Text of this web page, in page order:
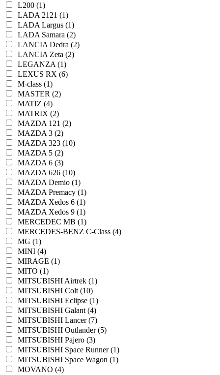
L200 (1)
LADA 2121 (1)
LADA Largus (1)
LADA Samara (2)
LANCIA Dedra (2)
LANCIA Zeta (2)
LEGANZA (1)
LEXUS RX (6)
M-class (1)
MASTER (2)
MATIZ (4)
MATRIX (2)
MAZDA 121 (2)
MAZDA 3 (2)
MAZDA 323 (10)
MAZDA 5 (2)
MAZDA 6 (3)
MAZDA 626 (10)
MAZDA Demio (1)
MAZDA Premacy (1)
MAZDA Xedos 6 (1)
MAZDA Xedos 9 (1)
MERCEDEC MB (1)
MERCEDES-BENZ C-Class (4)
MG (1)
MINI (4)
MIRAGE (1)
MITO (1)
MITSUBISHI Airtrek (1)
MITSUBISHI Colt (10)
MITSUBISHI Eclipse (1)
MITSUBISHI Galant (4)
MITSUBISHI Lancer (7)
MITSUBISHI Outlander (5)
MITSUBISHI Pajero (3)
MITSUBISHI Space Runner (1)
MITSUBISHI Space Wagon (1)
MOVANO (4)